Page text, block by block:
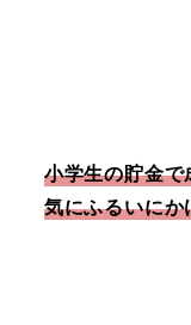
小学生の貯金
気にふるいにか